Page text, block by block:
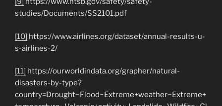
studies/Documents/SS2101.pdf
[10] https://www.airlines.org/dataset/annual-results-u-
s-airlines-2/
[11] https://ourworldindata.org/grapher/natural-
disasters-by-type?
country=Drought~Flood~Extreme+weather~Extreme+